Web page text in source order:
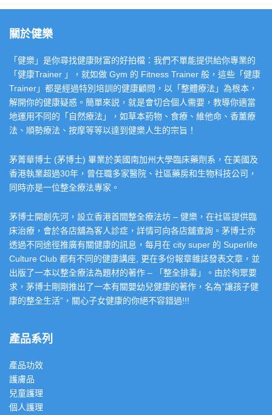
關於健樂
「健樂」是你尋找健康財富的好拍檔：我們不單能提供給你專業的
「健康Trainer 」，就如做 Gym 的 Fitness Trainer 般，這些「健康
Trainer」都是經過特別培訓的健康顧問，以「整體療法」為根本，
解開你的健康疑惑。簡單來説，就是會切合個人需要，教導你適當
地運用不同的「自然療法」，如草本葯物、食療、維他命、香薰療
法、順勢療法、按摩等等以達到健樂人生的宗旨！
茅菁華博士 (茅博士) 畢業於美國南加州大學臨床藥劑系，在美國及
香港執業超過30年，曾任職多家醫院、社區藥房和生物科技公司，
同時亦是一位整全療法專家。
茅博士開創先河，設立香港首間整全療法坊 – 健樂，在社區提供臨
床治療，會於各店舖為客人診症，詳情可向各店舖查詢。茅博士亦
透過不同途徑推廣有關健康的訊息，每月在 city super 的 Superlife
Culture Club 都有不同的健康講座, 更在多份報章雜誌發表文章，並
出版了一本以整全療法為題材的著作 – 「整全排毒」。由於徇眾要
求，茅博士剛剛推出了一本有關嬰幼兒健康的著作，名為”讓孩子健
康的整全生活”，關心子女健康的你絕不容錯過!!!
產品系列
產品功效
護膚品
兒童護理
個人護理